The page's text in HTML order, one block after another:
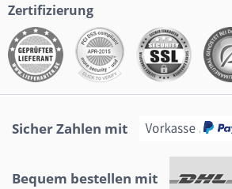
Zertifizierung
Sicher Zahlen mit
Bequem bestellen mit